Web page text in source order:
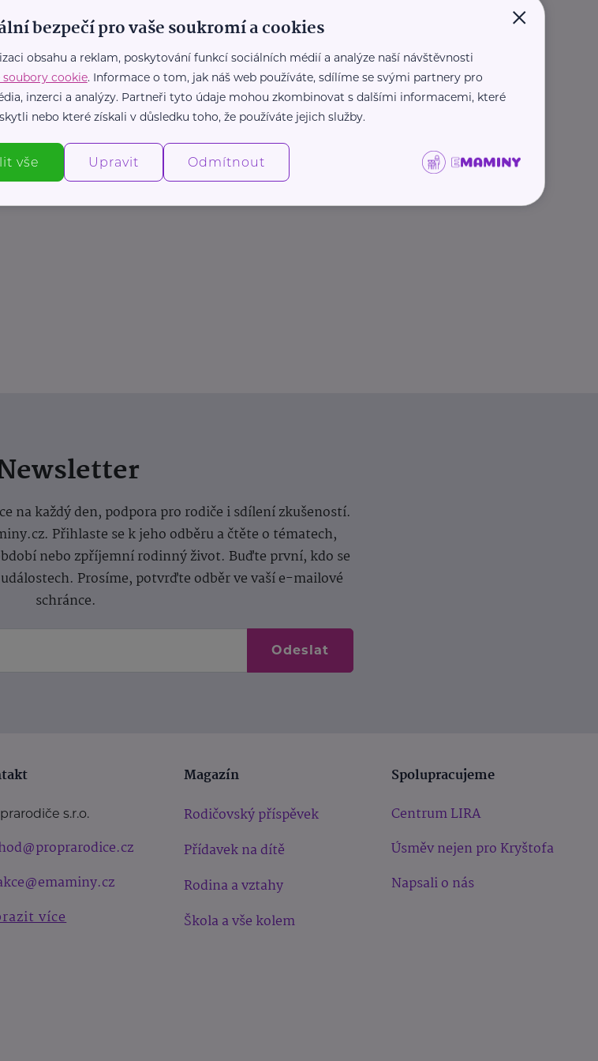
na každý den, podpora pro rodiče i sdílení zkušeností.
Přihlaste se k jeho odběru a čtěte o tématech,
nebo zpříjemní rodinný život. Buďte první, kdo se
Prosíme, potvrďte odběr ve vaší e-mailové
schránce.
Odeslat
s.r.o.
více
Magazín
Rodičovský příspěvek
Přídavek na dítě
Rodina a vztahy
Škola a vše kolem
Spolupracujeme
Centrum LIRA
Úsměv nejen pro Kryštofa
Napsali o nás
×
bezpečí pro vaše soukromí a cookies
obsahu a reklam, poskytování funkcí sociálních médií a analýze naší návštěvnosti
cookie. Informace o tom, jak náš web používáte, sdílíme se svými partnery pro
inzerci a analýzy. Partneři tyto údaje mohou zkombinovat s dalšími informacemi, které
nebo které získali v důsledku toho, že používáte jejich služby.
vše Upravit Odmítnout